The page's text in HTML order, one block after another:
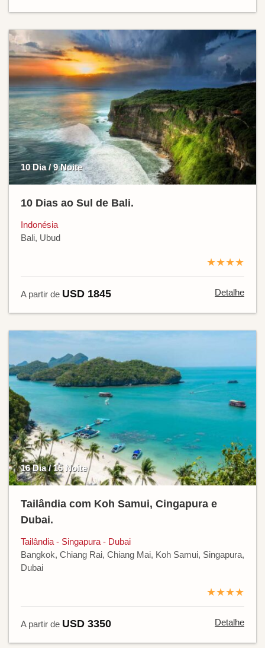
10 Dia / 9 Noite
10 Dias ao Sul de Bali.
Indonésia
Bali, Ubud
★★★★
A partir de USD 1845 Detalhe
16 Dia / 15 Noite
Tailândia com Koh Samui, Cingapura e
Dubai.
Tailândia - Singapura - Dubai
Bangkok, Chiang Rai, Chiang Mai, Koh Samui, Singapura,
Dubai
★★★★
A partir de USD 3350 Detalhe